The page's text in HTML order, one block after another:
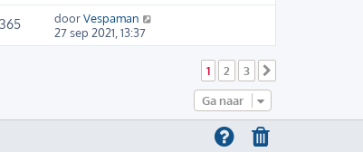
doorVespaman
27 sep 2021, 13:37
1 2 3
Ga naar